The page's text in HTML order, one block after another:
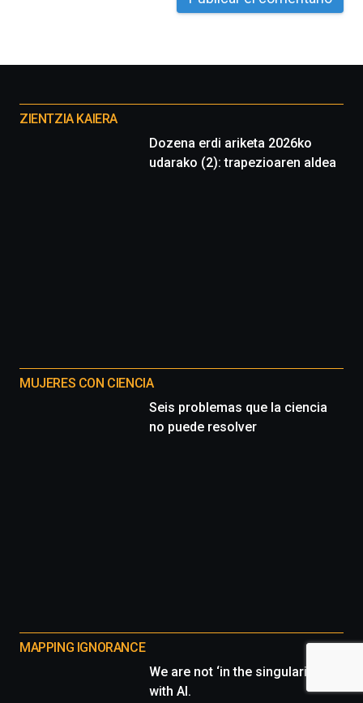
proyectos
ZIENTZIA KAIERA
Dozena erdi ariketa 2026ko
udarako (2): trapezioaren aldea
MUJERES CON CIENCIA
Seis problemas que la ciencia
no puede resolver
MAPPING IGNORANCE
We are not ‘in the singularity’
with AI.